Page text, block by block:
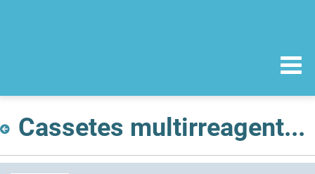
Cassetes multirreagente de grupagem sanguínea do sistema ORTHO Bio Vue